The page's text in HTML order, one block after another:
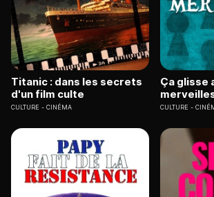
Titanic : dans les secrets
d'un film culte
CULTURE CINÉMA
Ça glisse
CULTURE